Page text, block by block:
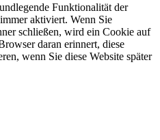
Funktionalität der
aktiviert. Wenn Sie
schließen, wird ein Cookie auf
daran erinnert, diese
wenn Sie diese Website später